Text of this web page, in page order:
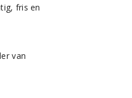
fris en
van